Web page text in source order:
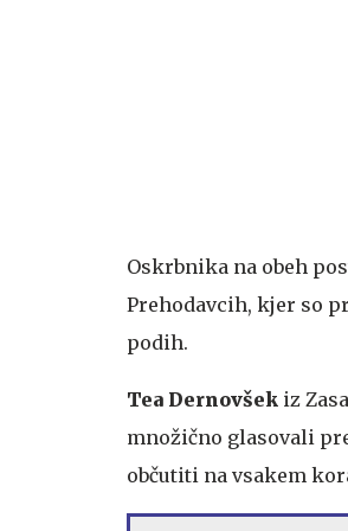
Oskrbnika na obeh
Prehodavcih, kjer so
podih.
Tea Dernovšek iz
množično glasovali
občutiti na vsakem